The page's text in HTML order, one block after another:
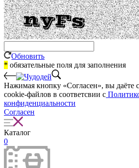
Обновить
* обязательные поля для заполнения
Нажимая кнопку «Согласен», вы даёте
cookie-файлов в соответсвии с
конфиденциальности
Согласен
Каталог
0